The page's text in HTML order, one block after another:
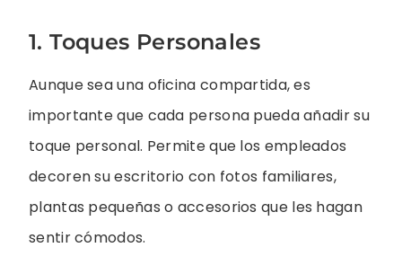
1. Toques Personales
Aunque sea una oficina compartida, es
importante que cada persona pueda añadir su
toque personal. Permite que los empleados
decoren su escritorio con fotos familiares,
plantas pequeñas o accesorios que les hagan
sentir cómodos.